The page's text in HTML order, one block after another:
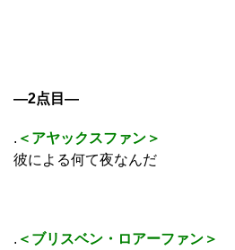
―2点目―
. ＜アヤックスファン＞
彼による何て夜なんだ
. ＜ブリスベン・ロアーファン＞